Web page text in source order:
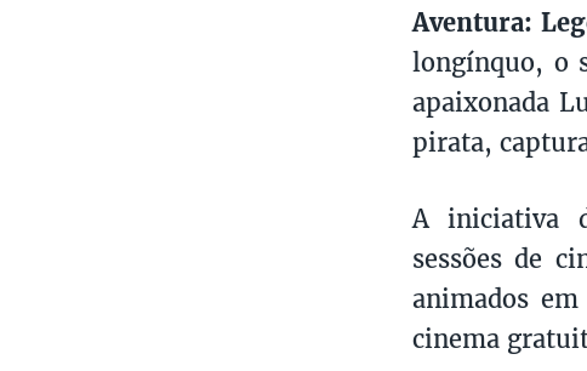
Aventura:
longínquo, o
apaixonada
pirata,
A iniciativa
sessões de
animados
cinema